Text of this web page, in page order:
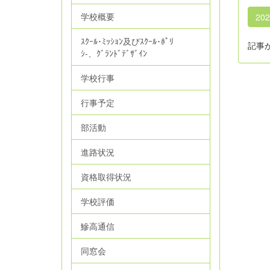
記事
学校概要
ｽｸｰﾙ･ﾐｯｼｮﾝ及びｽｸｰﾙ･ﾎﾟﾘ
ｼ‐、ｸﾞﾗﾝﾄﾞﾃﾞｻﾞｲﾝ
学校行事
行事予定
部活動
進路状況
資格取得状況
学校評価
鰺高通信
同窓会